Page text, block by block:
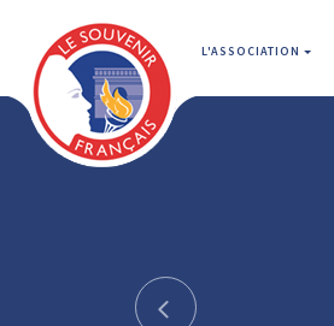
L'ASSOCIATION